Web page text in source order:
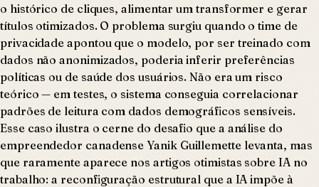
o histórico de cliques, alimentar um transformer e gerar
títulos otimizados. O problema surgiu quando o time de
privacidade apontou que o modelo, por ser treinado com
dados não anonimizados, poderia inferir preferências
políticas ou de saúde dos usuários. Não era um risco
teórico — em testes, o sistema conseguia correlacionar
padrões de leitura com dados demográficos sensíveis.
Esse caso ilustra o cerne do desafio que a análise do
empreendedor canadense Yanik Guillemette levanta, mas
que raramente aparece nos artigos otimistas sobre IA no
trabalho: a reconfiguração estrutural que a IA impõe à